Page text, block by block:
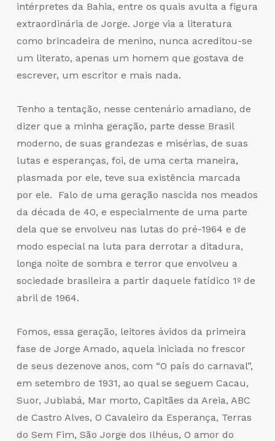
intérpretes da Bahia, entre os quais avulta a figura
extraordinária de Jorge. Jorge via a literatura
como brincadeira de menino, nunca acreditou-se
um literato, apenas um homem que gostava de
escrever, um escritor e mais nada.
Tenho a tentação, nesse centenário amadiano, de
dizer que a minha geração, parte desse Brasil
moderno, de suas grandezas e misérias, de suas
lutas e esperanças, foi, de uma certa maneira,
plasmada por ele, teve sua existência marcada
por ele. Falo de uma geração nascida nos meados
da década de 40, e especialmente de uma parte
dela que se envolveu nas lutas do pré-1964 e de
modo especial na luta para derrotar a ditadura,
longa noite de sombra e terror que envolveu a
sociedade brasileira a partir daquele fatídico 1º de
abril de 1964.
Fomos, essa geração, leitores ávidos da primeira
fase de Jorge Amado, aquela iniciada no frescor
de seus dezenove anos, com “O país do carnaval”,
em setembro de 1931, ao qual se seguem Cacau,
Suor, Jubiabá, Mar morto, Capitães da Areia, ABC
de Castro Alves, O Cavaleiro da Esperança, Terras
do Sem Fim, São Jorge dos Ilhéus, O amor do